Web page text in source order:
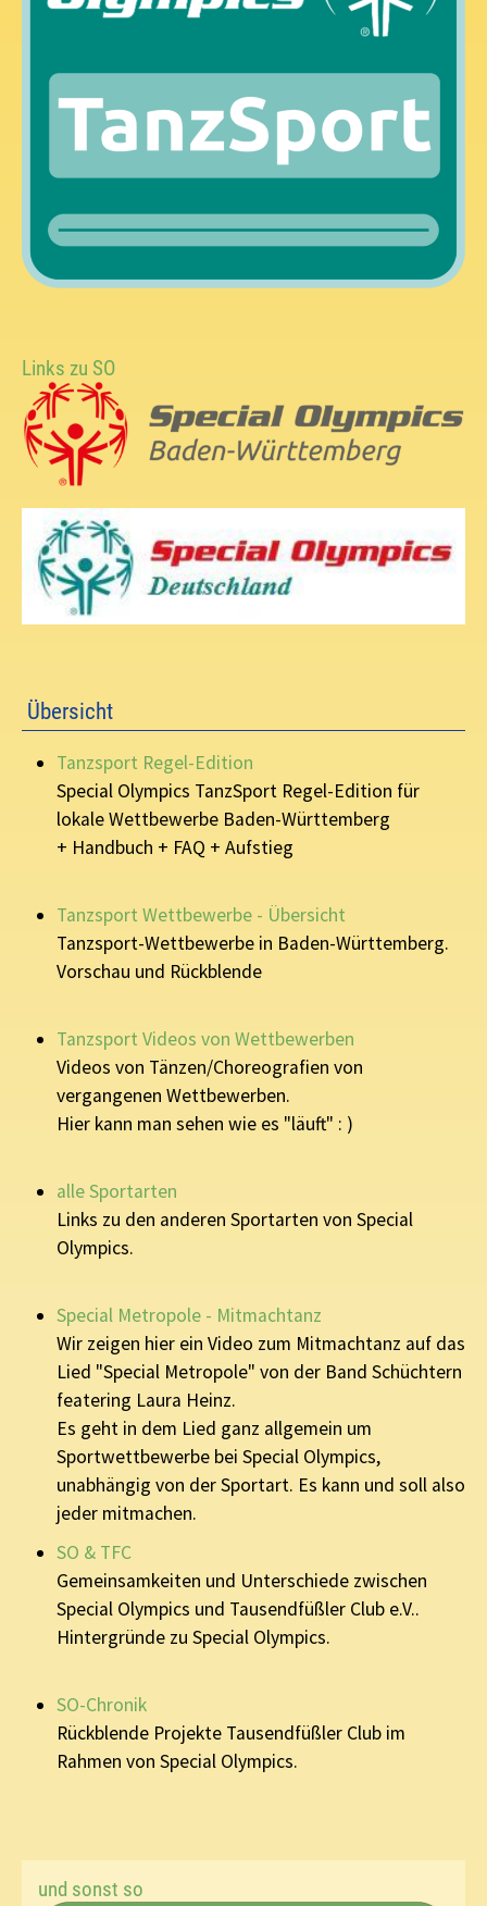
Links zu SO
Übersicht
Tanzsport Regel-Edition
Special Olympics TanzSport Regel-Edition für
lokale Wettbewerbe Baden-Württemberg
+ Handbuch + FAQ + Aufstieg
Tanzsport Wettbewerbe - Übersicht
Tanzsport-Wettbewerbe in Baden-Württemberg.
Vorschau und Rückblende
Tanzsport Videos von Wettbewerben
Videos von Tänzen/Choreografien von
vergangenen Wettbewerben.
Hier kann man sehen wie es "läuft" : )
alle Sportarten
Links zu den anderen Sportarten von Special
Olympics.
Special Metropole - Mitmachtanz
Wir zeigen hier ein Video zum Mitmachtanz auf das
Lied "Special Metropole" von der Band Schüchtern
featering Laura Heinz.
Es geht in dem Lied ganz allgemein um
Sportwettbewerbe bei Special Olympics,
unabhängig von der Sportart. Es kann und soll also
jeder mitmachen.
SO & TFC
Gemeinsamkeiten und Unterschiede zwischen
Special Olympics und Tausendfüßler Club e.V..
Hintergründe zu Special Olympics.
SO-Chronik
Rückblende Projekte Tausendfüßler Club im
Rahmen von Special Olympics.
und sonst so